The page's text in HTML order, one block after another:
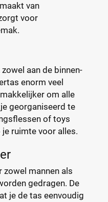
van
voor
aan de binnen-
enorm veel
om alle
georganiseerd te
of toys
ruimte voor alles.
zowel mannen als
gedragen. De
je de tas eenvoudig